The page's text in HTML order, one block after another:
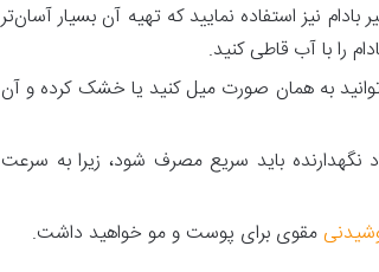
نیز استفاده نمایید که تهیه آن بسیار آسان‌تر
را با آب قاطی کنید.
به همان صورت میل کنید یا خشک کرده و آن
نگهدارنده باید سریع مصرف شود، زیرا به سرعت
مقوی برای پوست و مو خواهید داشت.